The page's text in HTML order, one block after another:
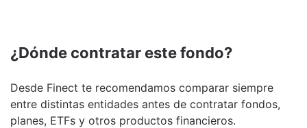
¿Dónde contratar este fondo?
Desde Finect te recomendamos comparar siempre
entre distintas entidades antes de contratar fondos,
planes, ETFs y otros productos financieros.